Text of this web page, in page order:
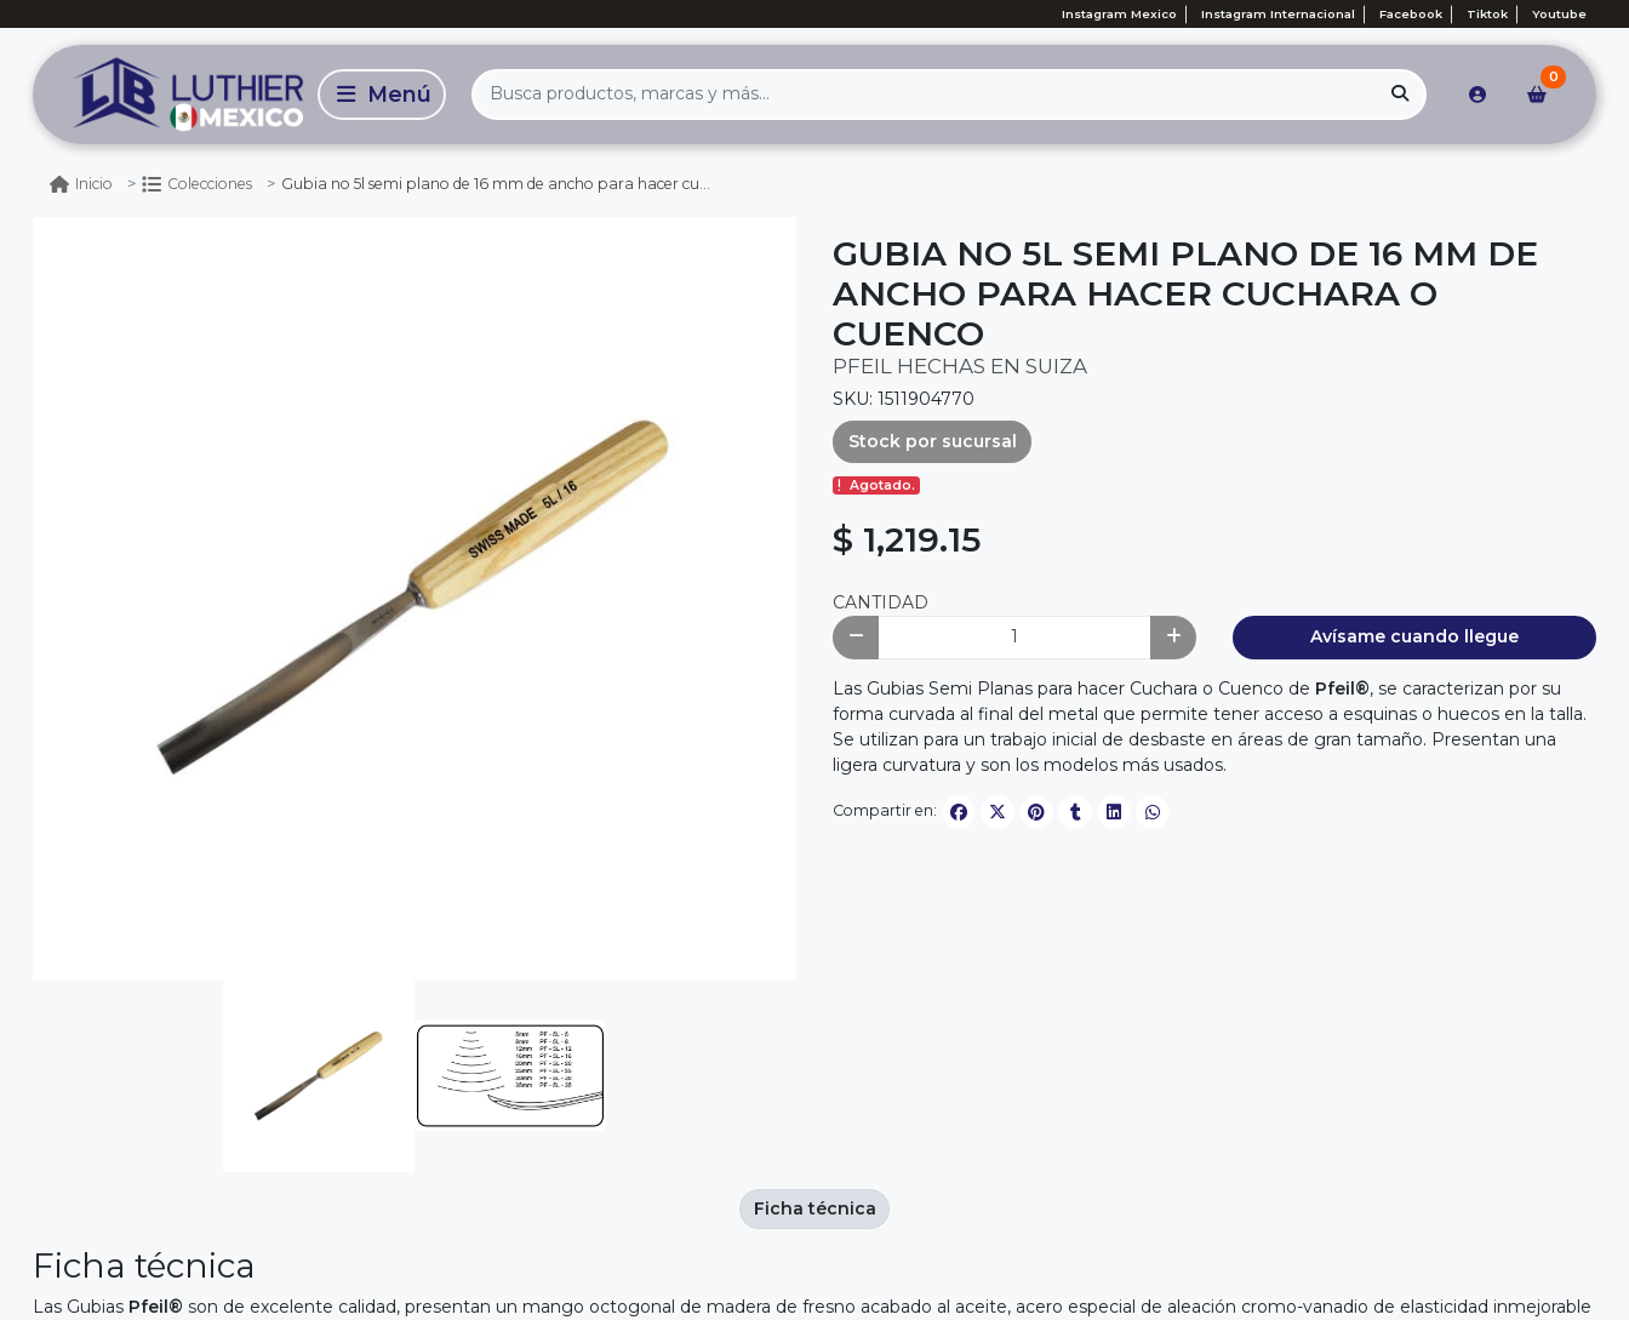
Instagram Mexico Instagram Internacional Facebook Tiktok Youtube
0
Inicio Colecciones Gubia no 5l semi plano de 16 mm de ancho para hacer cuchara o cuenco
GUBIA NO 5L SEMI PLANO DE 16 MM DE
ANCHO PARA HACER CUCHARA O
CUENCO
PFEIL HECHAS EN SUIZA
SKU: 1511904770
Stock por sucursal
Agotado.
$ 1,219.15
CANTIDAD
Avísame cuando llegue
Las Gubias Semi Planas para hacer Cuchara o Cuenco de Pfeil®, se caracterizan por su
forma curvada al final del metal que permite tener acceso a esquinas o huecos en la talla.
Se utilizan para un trabajo inicial de desbaste en áreas de gran tamaño. Presentan una
ligera curvatura y son los modelos más usados.
Compartir en:
Ficha técnica
Las Gubias Pfeil® son de excelente calidad, presentan un mango octogonal de madera de fresno acabado al aceite, acero especial de aleación cromo-vanadio de elasticidad inmejorable
Ficha técnica